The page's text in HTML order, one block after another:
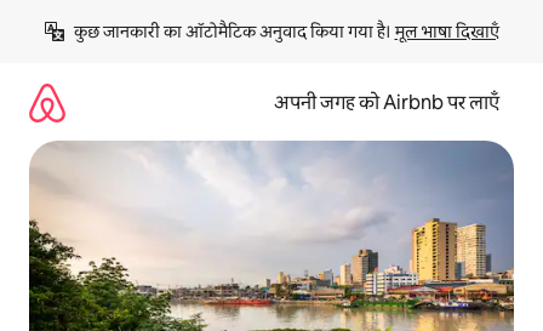
छोड़कर
कॉन्टेंट
कुछ जानकारी का ऑटोमैटिक अनुवाद किया गया है। मूल भाषा दिखाएँ
अपनी जगह को Airbnb पर लाएँ